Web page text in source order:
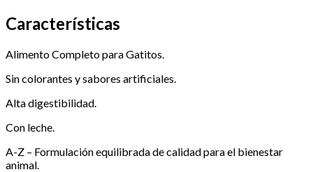
Características
Alimento Completo para Gatitos.
Sin colorantes y sabores artificiales.
Alta digestibilidad.
Con leche.
A-Z – Formulación equilibrada de calidad para el bienestar
animal.